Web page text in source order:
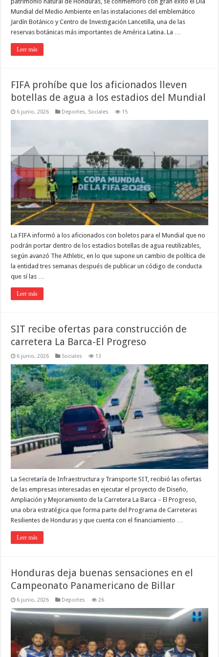
Mundial del Medio Ambiente en las instalaciones del emblemático
Jardín Botánico y Centro de Investigación Lancetilla, una de las
reservas botánicas más importantes de América Latina. La …
Leer más
FIFA prohíbe que los aficionados lleven
botellas de agua a los estadios del Mundial
6 junio, 2026 Deportes, Sociales 15
La FIFA informó a los aficionados con boletos para el Mundial que no
podrán portar dentro de los estadios botellas de agua reutilizables,
según avanzó The Athletic, en lo que supone un cambio de política de
la entidad tres semanas después de publicar un código de conducta
que sí las …
Leer más
SIT recibe ofertas para construcción de
carretera La Barca-El Progreso
6 junio, 2026 Sociales 13
La Secretaría de Infraestructura y Transporte SIT, recibió las ofertas
de las empresas interesadas en ejecutar el proyecto de Diseño,
Ampliación y Mejoramiento de la Carretera La Barca – El Progreso,
una obra estratégica que forma parte del Programa de Carreteras
Resilientes de Honduras y que cuenta con el financiamiento …
Leer más
Honduras deja buenas sensaciones en el
Campeonato Panamericano de Billar
6 junio, 2026 Deportes 26